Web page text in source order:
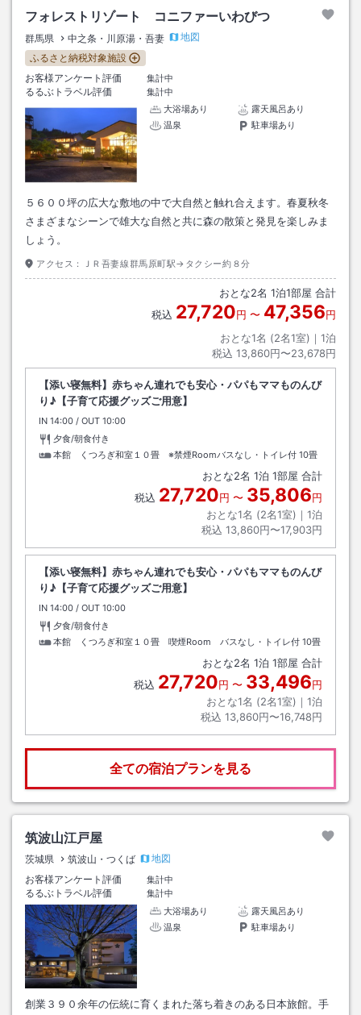
フォレストリゾート コニファーいわびつ
群馬県 中之条・川原湯・吾妻
地図
ふるさと納税対象施設
お客様アンケート評価
集計中
るるぶトラベル評価
集計中
大浴場あり
露天風呂あり
温泉
駐車場あり
５６００坪の広大な敷地の中で大自然と触れ合えます。春夏秋冬
さまざまなシーンで雄大な自然と共に森の散策と発見を楽しみま
しょう。
アクセス： ＪＲ吾妻線群馬原町駅→タクシー約８分
おとな2名 1泊1部屋 合計
税込 27,720円 〜 47,356円
おとな1名 (2名1室)｜ 1泊
税込 13,860円〜23,678円
【添い寝無料】赤ちゃん連れでも安心・パパもママものんび
り♪【子育て応援グッズご用意】
IN チェックイン
14:00 / OUT チェックアウト
10:00
夕食/朝食付き
本館 くつろぎ和室１０畳 ※禁煙Roomバスなし・トイレ付 10畳
おとな2名 1泊 1部屋 合計
税込 27,720円 〜 35,806円
おとな1名 (2名1室)｜ 1泊
税込 13,860円〜17,903円
【添い寝無料】赤ちゃん連れでも安心・パパもママものんび
り♪【子育て応援グッズご用意】
IN チェックイン
14:00 / OUT チェックアウト
10:00
夕食/朝食付き
本館 くつろぎ和室１０畳 喫煙Room バスなし・トイレ付 10畳
おとな2名 1泊 1部屋 合計
税込 27,720円 〜 33,496円
おとな1名 (2名1室)｜ 1泊
税込 13,860円〜16,748円
全ての宿泊プランを見る
筑波山江戸屋
茨城県 筑波山・つくば
地図
お客様アンケート評価
集計中
るるぶトラベル評価
集計中
大浴場あり
露天風呂あり
温泉
駐車場あり
創業３９０余年の伝統に育くまれた落ち着きのある日本旅館。手